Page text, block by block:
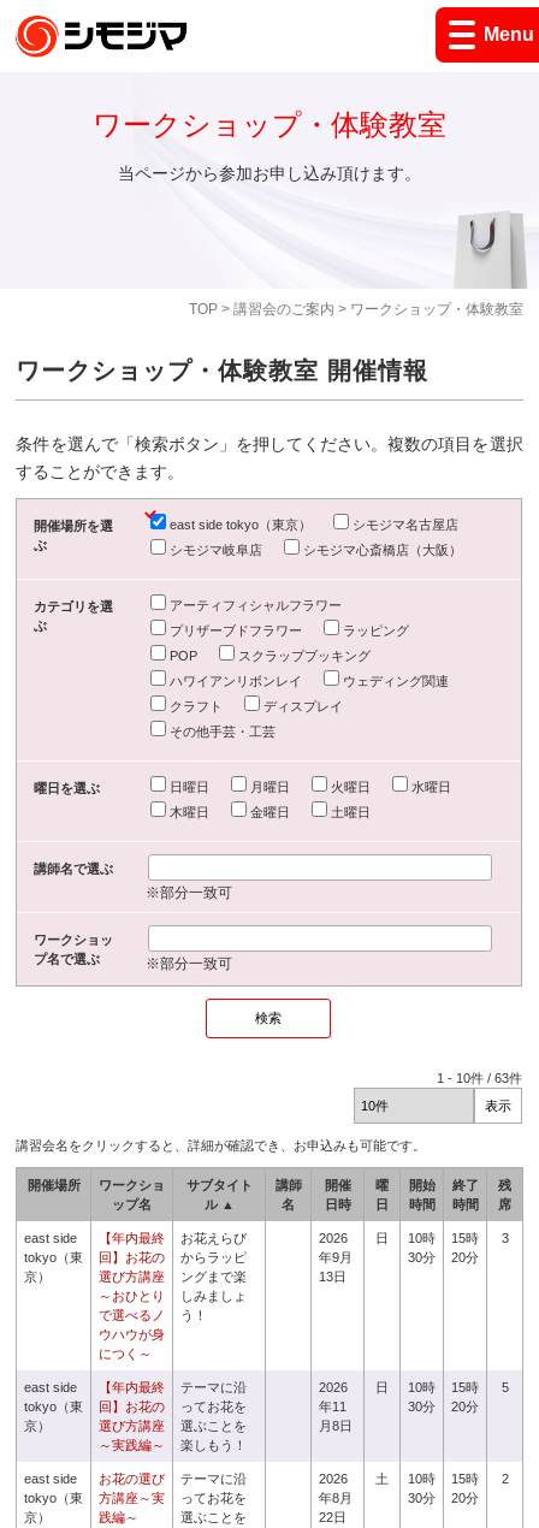
Menu
TOP> 講習会のご案内 > ワークショップ・体験教室
ワークショップ・体験教室
当ページから参加お申し込み頂けます。
ワークショップ・体験教室 開催情報
条件を選んで「検索ボタン」を押してください。複数の項目を選択
することができます。
開催場所を選
ぶ
east side tokyo（東京）
シモジマ名古屋店
シモジマ岐阜店
シモジマ心斎橋店（大阪）
カテゴリを選
ぶ
アーティフィシャルフラワー
プリザーブドフラワー
ラッピング
POP
スクラップブッキング
ハワイアンリボンレイ
ウェディング関連
クラフト
ディスプレイ
その他手芸・工芸
曜日を選ぶ 日曜日 月曜日 火曜日
水曜日
木曜日
金曜日 土曜日
講師名で選ぶ
※部分一致可
ワークショッ
プ名で選ぶ
※部分一致可
1 - 10件 /63件
講習会名をクリックすると、詳細が確認でき、お申込みも可能です。
開催場所
ワークショ
ップ名
サブタイト
ル ▲
講師
名
開催
日時
曜
日
開始
時間
終了
時間
残
席
east side
tokyo（東
京）
【年内最終
回】お花の
選び方講座
～おひとり
で選べるノ
ウハウが身
につく～
お花えらび
からラッピ
ングまで楽
しみましょ
う！
2026
年9月
13日
日
10時
30分
15時
20分
3
east side
tokyo（東
京）
【年内最終
回】お花の
選び方講座
～実践編～
テーマに沿
ってお花を
選ぶことを
楽しもう！
2026
年11
月8日
日
10時
30分
15時
20分
5
east side
tokyo（東
京）
お花の選び
方講座～実
践編～
テーマに沿
ってお花を
選ぶことを
2026
年8月
22日
土
10時
30分
15時
20分
2